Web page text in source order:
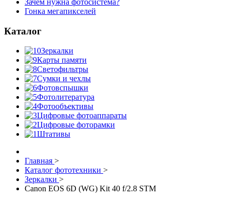
Гонка мегапикселей
Каталог
Зеркалки
Карты памяти
Светофильтры
Сумки и чехлы
Фотовспышки
Фотолитература
Фотообъективы
Цифровые фотоаппараты
Цифровые фоторамки
Штативы
Главная >
Каталог фототехники >
Зеркалки >
Canon EOS 6D (WG) Kit 40 f/2.8 STM